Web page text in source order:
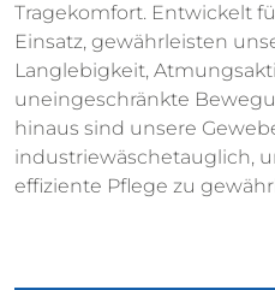
Tragekomfort. Entwickelt
Einsatz, gewährleisten
Langlebigkeit,
uneingeschränkte
hinaus sind unsere
industriewäschetauglich,
effiziente Pflege zu